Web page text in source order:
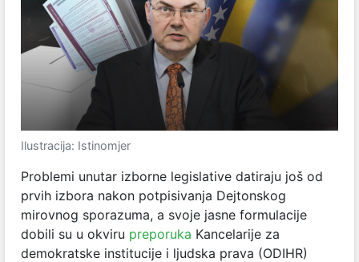
Ilustracija: Istinomjer
Problemi unutar izborne legislative datiraju još od
prvih izbora nakon potpisivanja Dejtonskog
mirovnog sporazuma, a svoje jasne formulacije
dobili su u okviru preporuka Kancelarije za
demokratske institucije i ljudska prava (ODIHR)